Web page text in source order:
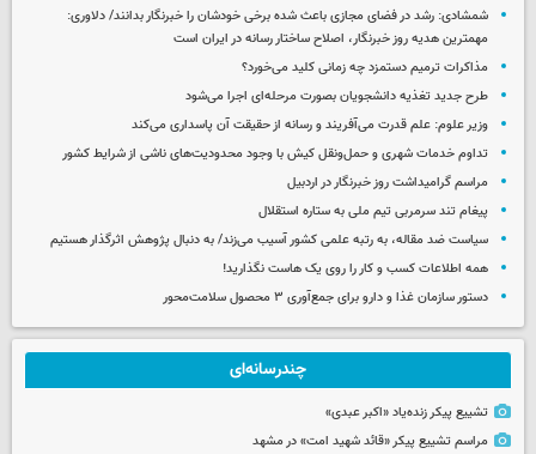
شمشادی: رشد در فضای مجازی باعث شده برخی خودشان را خبرنگار بدانند/ دلاوری:
مهمترین هدیه‌ روز خبرنگار، اصلاح ساختار رسانه در ایران است
مذاکرات ترمیم دستمزد چه زمانی کلید می‌خورد؟
طرح جدید تغذیه دانشجویان بصورت مرحله‌ای اجرا می‌شود
وزیر علوم: علم قدرت می‌آفریند و رسانه از حقیقت آن پاسداری می‌کند
تداوم خدمات شهری و حمل‌ونقل کیش با وجود محدودیت‌های ناشی از شرایط کشور
مراسم گرامیداشت روز خبرنگار در اردبیل
پیغام تند سرمربی تیم ملی به ستاره استقلال
سیاست ضد مقاله، به رتبه علمی کشور آسیب می‌زند/ به دنبال پژوهش اثرگذار هستیم
همه اطلاعات کسب‌ و کار را روی یک هاست نگذارید!
دستور سازمان غذا و دارو برای جمع‌آوری ۳ محصول سلامت‌محور
چندرسانه‌ای
تشییع پیکر زنده‌یاد «اکبر عبدی»
مراسم تشییع پیکر «قائد شهید امت» در مشهد